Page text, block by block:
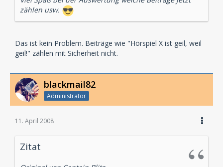
zählen usw.
Das ist kein Problem. Beiträge wie "Hörspiel X ist geil, weil
geil!" zählen mit Sicherheit nicht.
blackmail82
Administrator
11. April 2008
Zitat